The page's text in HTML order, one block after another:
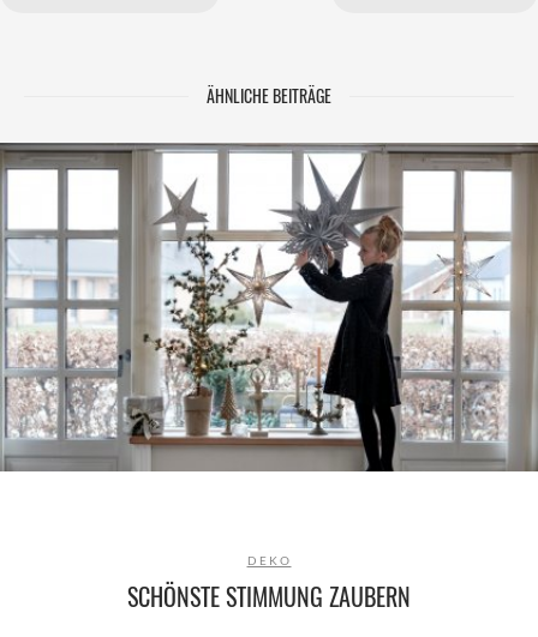
ÄHNLICHE BEITRÄGE
DEKO
SCHÖNSTE STIMMUNG ZAUBERN